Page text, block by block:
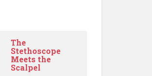
The
Stethoscope
Meets the
Scalpel